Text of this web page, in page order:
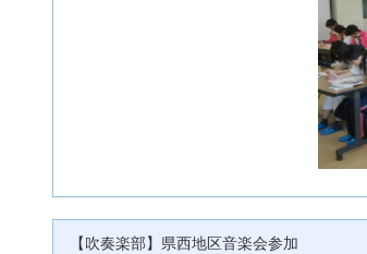
【吹奏楽部】県西地区音楽会参加